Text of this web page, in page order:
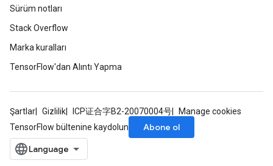
Sürüm notları
Stack Overflow
Marka kuralları
TensorFlow'dan Alıntı Yapma
Şartlar Gizlilik ICP证合字B2-20070004号
Manage cookies
TensorFlow bültenine kaydolun
Abone ol